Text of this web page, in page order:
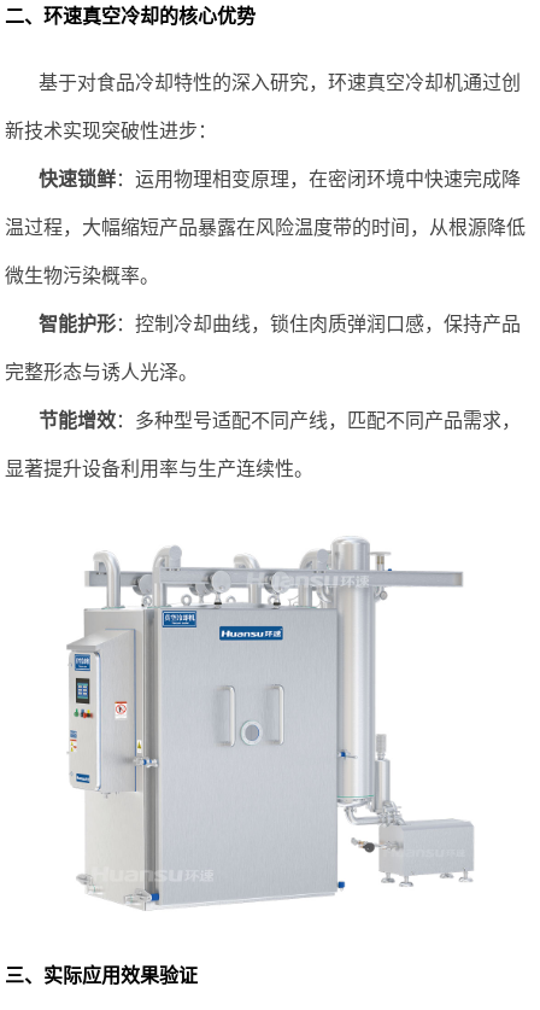
二、环速真空冷却的核心优势
基于对食品冷却特性的深入研究，环速真空冷却机通过创
新技术实现突破性进步：
快速锁鲜：运用物理相变原理，在密闭环境中快速完成降
温过程，大幅缩短产品暴露在风险温度带的时间，从根源降低
微生物污染概率。
智能护形：控制冷却曲线，锁住肉质弹润口感，保持产品
完整形态与诱人光泽。
节能增效： 多种型号适配不同产线，匹配不同产品需求，
显著提升设备利用率与生产连续性。
三、实际应用效果验证